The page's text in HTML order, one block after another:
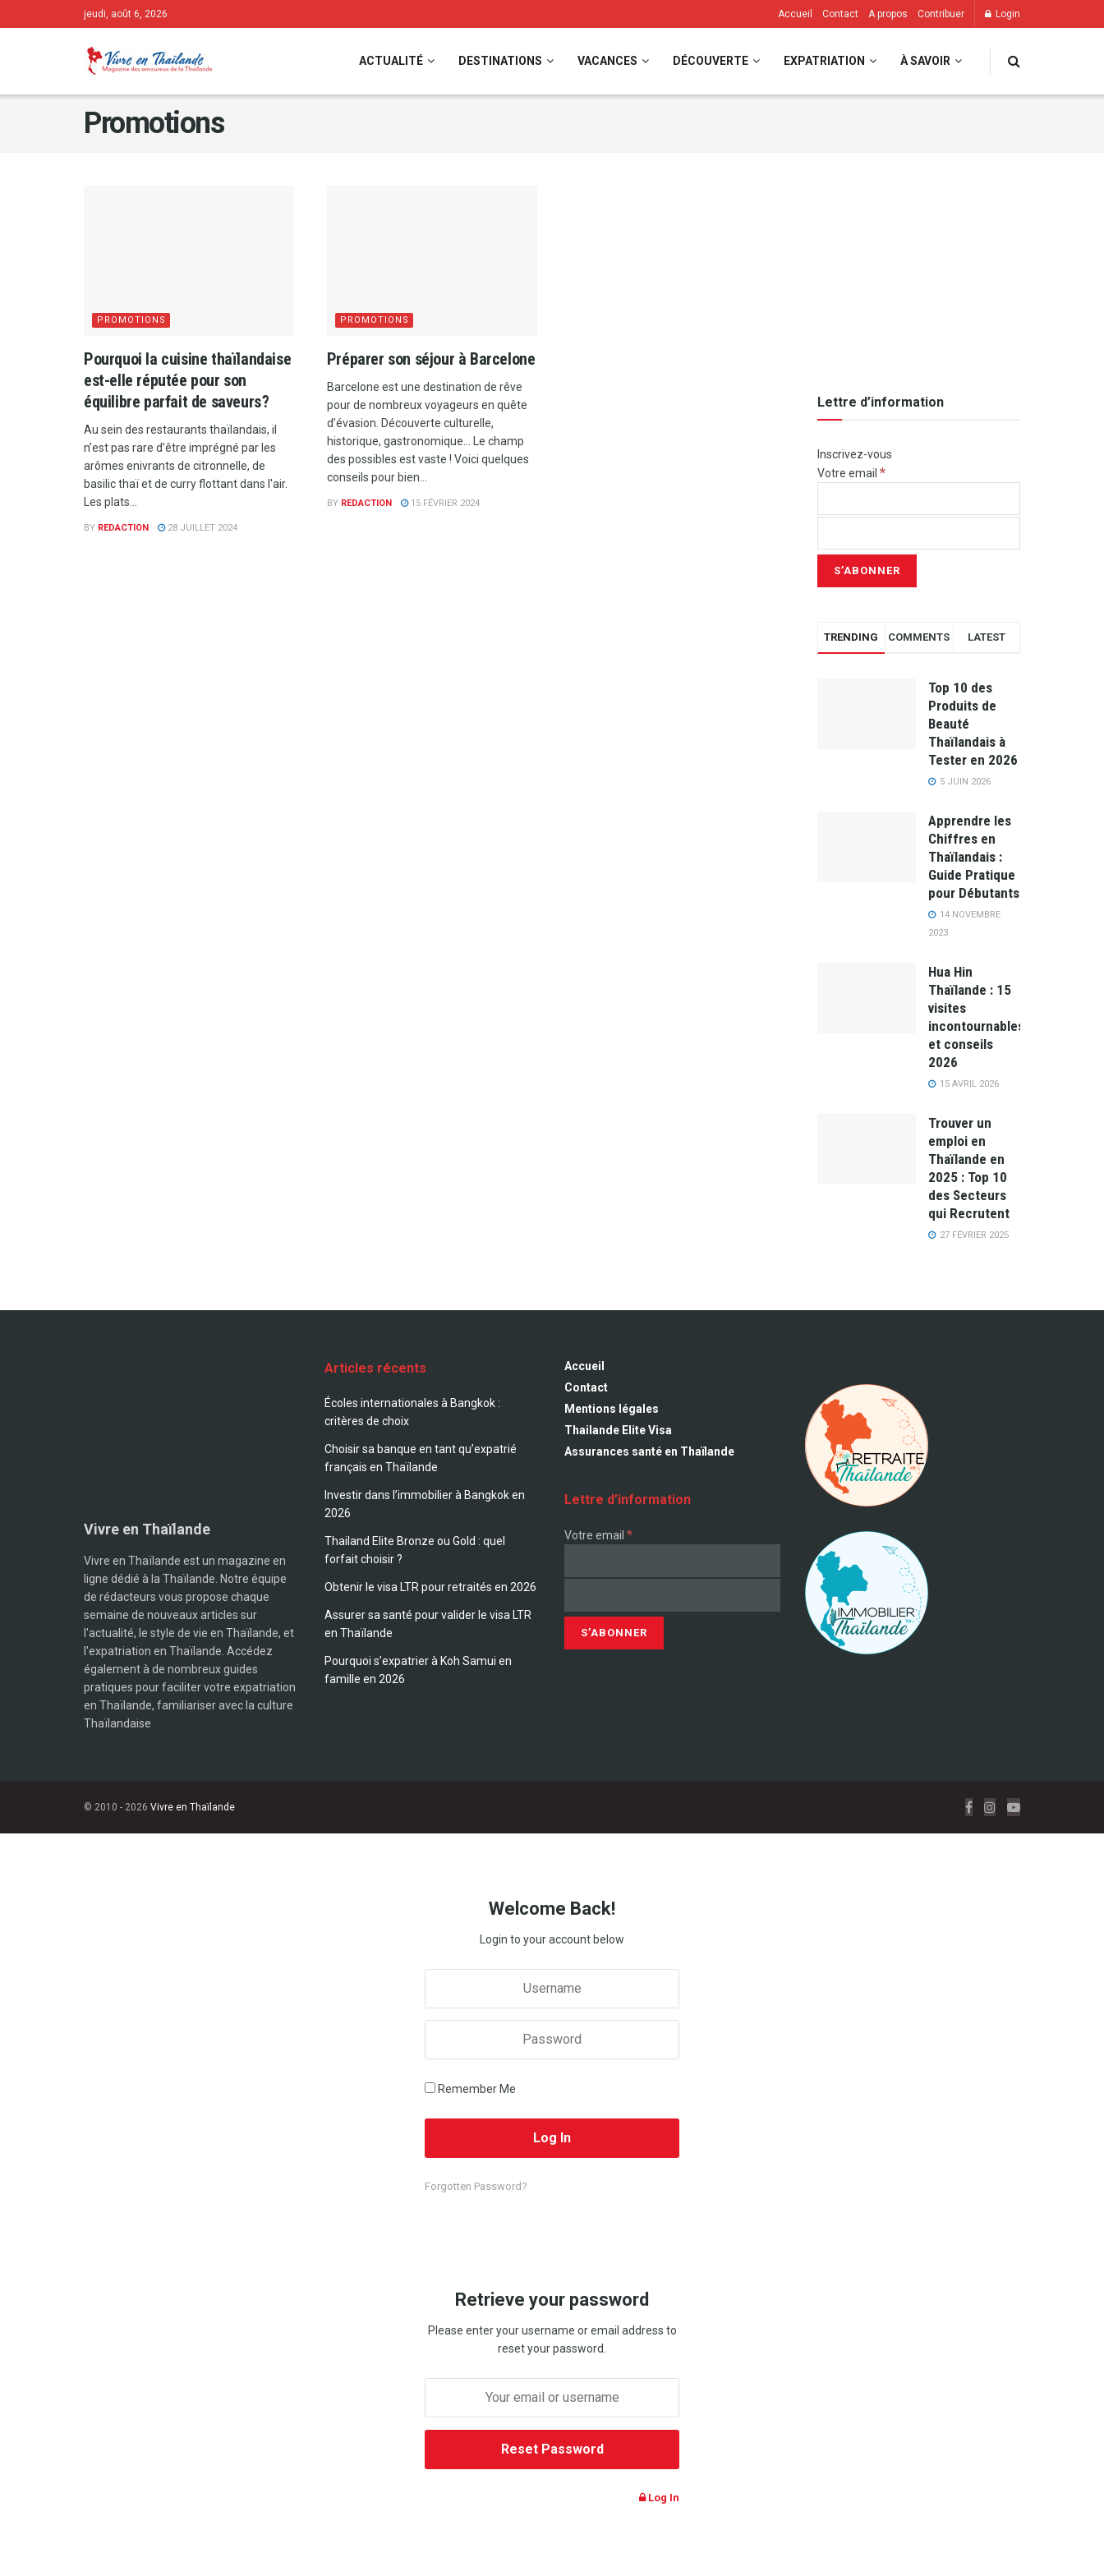
jeudi, août 6, 2026 Accueil Contact A propos Contribuer Login
ACTUALITÉ DESTINATIONS VACANCES DÉCOUVERTE EXPATRIATION À SAVOIR
Promotions
PROMOTIONS
Pourquoi la cuisine thaïlandaise
est-elle réputée pour son
équilibre parfait de saveurs ?
Au sein des restaurants thaïlandais, il
n’est pas rare d’être imprégné par les
arômes enivrants de citronnelle, de
basilic thaï et de curry flottant dans l'air.
Les plats...
BY REDACTION 28 JUILLET 2024
PROMOTIONS
Préparer son séjour à Barcelone
Barcelone est une destination de rêve
pour de nombreux voyageurs en quête
d’évasion. Découverte culturelle,
historique, gastronomique… Le champ
des possibles est vaste ! Voici quelques
conseils pour bien...
BY REDACTION 15 FÉVRIER 2024
Lettre d’information
Inscrivez-vous
Votre email *
TRENDING COMMENTS LATEST
Top 10 des
Produits de
Beauté
Thaïlandais à
Tester en 2026
5 JUIN 2026
Apprendre les
Chiffres en
Thaïlandais :
Guide Pratique
pour Débutants
14 NOVEMBRE
2023
Hua Hin
Thaïlande : 15
visites
incontournables
et conseils
2026
15 AVRIL 2026
Trouver un
emploi en
Thaïlande en
2025 : Top 10
des Secteurs
qui Recrutent
27 FÉVRIER 2025
Vivre en Thaïlande
Vivre en Thaïlande est un magazine en
ligne dédié à la Thaïlande. Notre équipe
de rédacteurs vous propose chaque
semaine de nouveaux articles sur
l'actualité, le style de vie en Thaïlande, et
l'expatriation en Thaïlande. Accédez
également à de nombreux guides
pratiques pour faciliter votre expatriation
en Thaïlande, familiariser avec la culture
Thaïlandaise
Articles récents
Écoles internationales à Bangkok :
critères de choix
Choisir sa banque en tant qu’expatrié
français en Thaïlande
Investir dans l’immobilier à Bangkok en
2026
Thailand Elite Bronze ou Gold : quel
forfait choisir ?
Obtenir le visa LTR pour retraités en 2026
Assurer sa santé pour valider le visa LTR
en Thaïlande
Pourquoi s’expatrier à Koh Samui en
famille en 2026
Accueil
Contact
Mentions légales
Thailande Elite Visa
Assurances santé en Thaïlande
Lettre d’information
Votre email *
© 2010 - 2026 Vivre en Thaïlande
Welcome Back!
Login to your account below
Remember Me
Forgotten Password?
Retrieve your password
Please enter your username or email address to
reset your password.
Log In